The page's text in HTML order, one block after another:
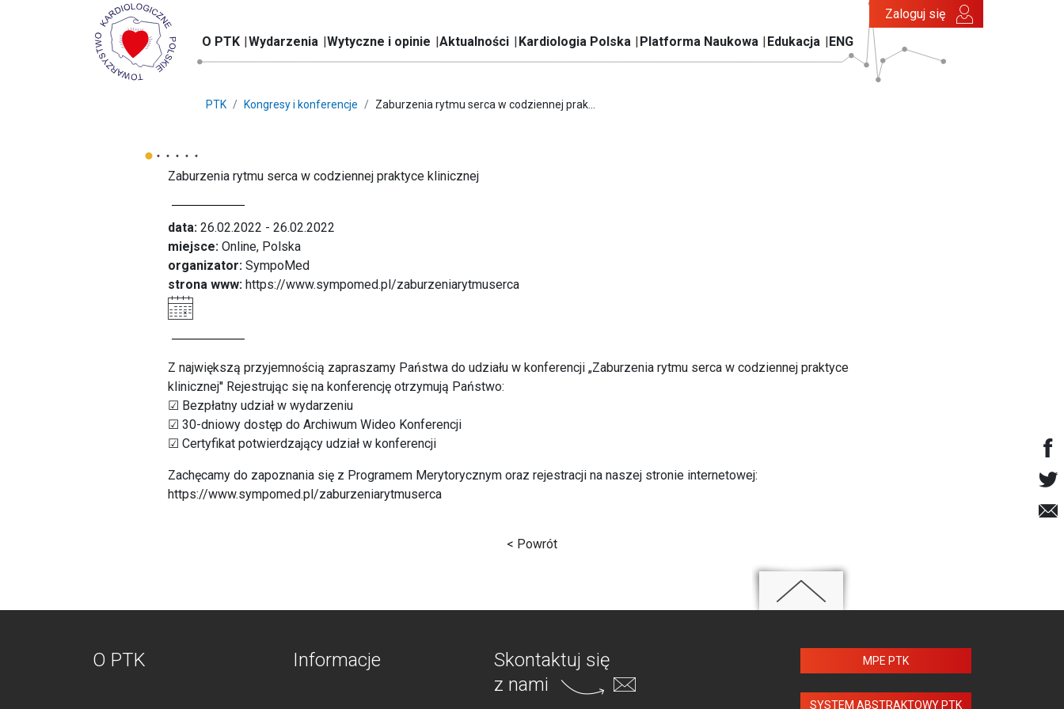
O PTK Wydarzenia Wytyczne i opinie Aktualności Kardiologia Polska Platforma Naukowa Edukacja ENG
Zaloguj się
PTK Kongresy i konferencje Zaburzenia rytmu serca w codziennej prak...
Zaburzenia rytmu serca w codziennej praktyce klinicznej
data: 26.02.2022 - 26.02.2022
miejsce: Online, Polska
organizator: SympoMed
strona www: https://www.sympomed.pl/zaburzeniarytmuserca
Z największą przyjemnością zapraszamy Państwa do udziału w konferencji „Zaburzenia rytmu serca w codziennej praktyce
klinicznej'' Rejestrując się na konferencję otrzymują Państwo:
☑ Bezpłatny udział w wydarzeniu
☑ 30-dniowy dostęp do Archiwum Wideo Konferencji
☑ Certyfikat potwierdzający udział w konferencji
Zachęcamy do zapoznania się z Programem Merytorycznym oraz rejestracji na naszej stronie internetowej:
https://www.sympomed.pl/zaburzeniarytmuserca
< Powrót
O PTK Informacje
Skontaktuj się
z nami
MPE PTK
SYSTEM ABSTRAKTOWY PTK